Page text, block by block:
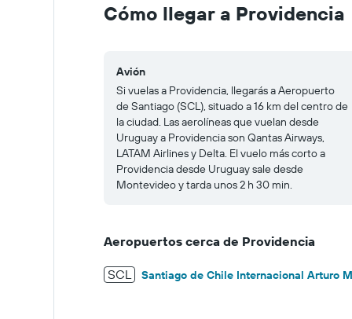
to
200.
Cómo llegar a Providencia
Avión
Si vuelas a Providencia, llegarás a Aeropuerto
de Santiago (SCL), situado a 16 km del centro de
la ciudad. Las aerolíneas que vuelan desde
Uruguay a Providencia son Qantas Airways,
LATAM Airlines y Delta. El vuelo más corto a
Providencia desde Uruguay sale desde
Montevideo y tarda unos 2 h 30 min.
Aeropuertos cerca de Providencia
SCL Santiago de Chile Internacional Arturo